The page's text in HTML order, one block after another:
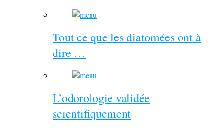
Tout ce que les diatomées ont à
dire …
L’odorologie validée
scientifiquement